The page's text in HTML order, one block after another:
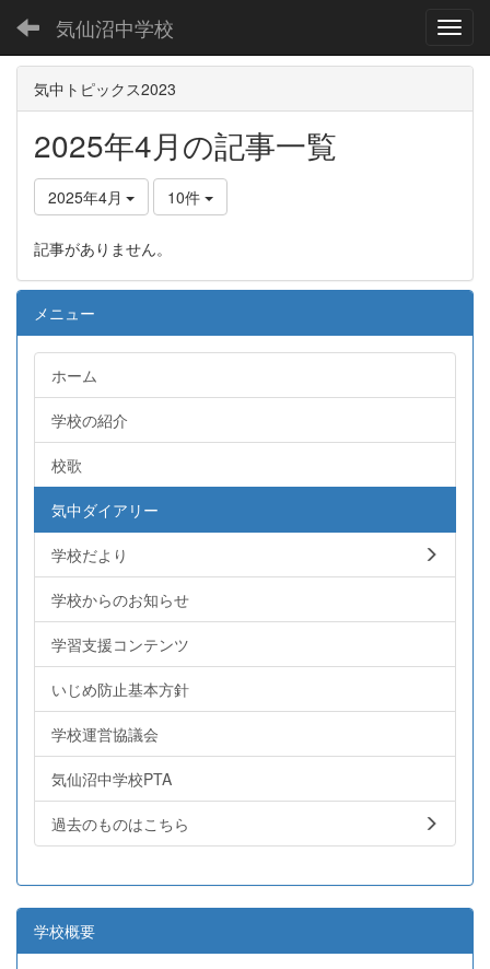
気仙沼中学校
気中トピックス2023
2025年4月の記事一覧
2025年4月 10件
記事がありません。
メニュー
ホーム
学校の紹介
校歌
気中ダイアリー
学校だより
学校からのお知らせ
学習支援コンテンツ
いじめ防止基本方針
学校運営協議会
気仙沼中学校PTA
過去のものはこちら
学校概要